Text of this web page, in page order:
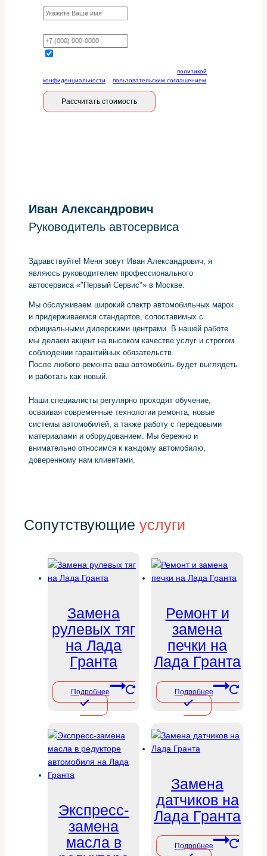
политикой
конфиденциальности
пользовательским соглашением
Рассчитать стоимость
Иван Александрович
Руководитель автосервиса
Здравствуйте! Меня зовут Иван Александрович, я
являюсь руководителем профессионального
автосервиса «"Первый Сервис"» в Москве.
Мы обслуживаем широкий спектр автомобильных марок
и придерживаемся стандартов, сопоставимых с
официальными дилерскими центрами. В нашей работе
мы делаем акцент на высоком качестве услуг и строгом
соблюдении гарантийных обязательств.
После любого ремонта ваш автомобиль будет выглядеть
и работать как новый.
Наши специалисты регулярно проходят обучение,
осваивая современные технологии ремонта, новые
системы автомобилей, а также работу с передовыми
материалами и оборудованием. Мы бережно и
внимательно относимся к каждому автомобилю,
доверенному нам клиентами.
Сопутствующие услуги
Замена
рулевых тяг
на Лада
Гранта
Подробнее
Ремонт и
замена
печки на
Лада Гранта
Подробнее
Экспресс-
замена
масла в
Замена
датчиков на
Лада Гранта
Подробнее